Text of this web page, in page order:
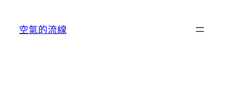
空氣的流線